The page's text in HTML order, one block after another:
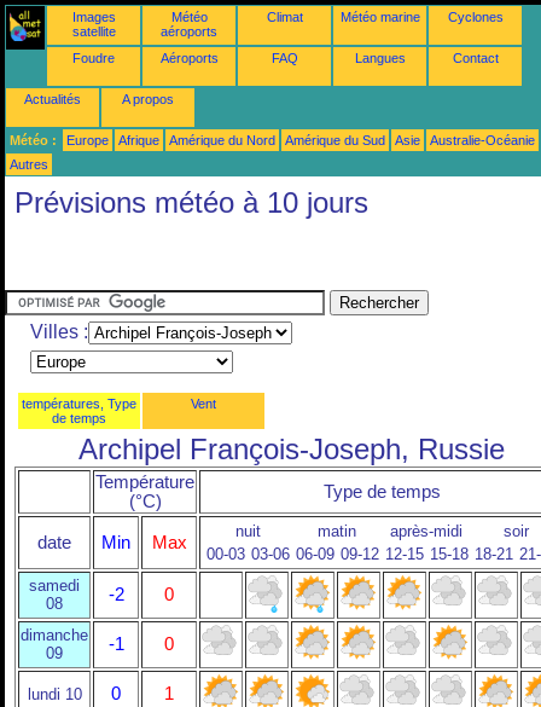
Images
satellite
Météo
aéroports
Climat Météo marine Cyclones
Foudre Aéroports FAQ Langues Contact
Actualités A propos
Météo : Europe Afrique Amérique du Nord Amérique du Sud Asie
Australie-Océanie
Autres
Prévisions météo à 10 jours
Villes :
températures, Type
de temps
Vent
Archipel François-Joseph, Russie
Température
(°C)
Type de temps
date Min Max
nuit matin après-midi
soir
00-03 03-06 06-09 09-12 12-15 15-18 18-21
samedi
08
-2 0
dimanche
09
-1 0
lundi 10 0 1